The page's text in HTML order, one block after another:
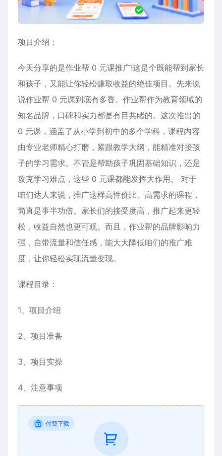
项目介绍：
今天分享的是作业帮 0 元课推广!这是个既能帮到家长
和孩子，又能让你轻松赚取收益的绝佳项目。先来说
说作业帮 0 元课到底有多香。作业帮作为教育领域的
知名品牌，口碑和实力都是有目共睹的。这次推出的
0 元课，涵盖了从小学到初中的多个学科，课程内容
由专业老师精心打磨，紧跟教学大纲，能精准对接孩
子的学习需求。不管是帮助孩子巩固基础知识，还是
攻克学习难点，这些 0 元课都能发挥大作用。 对于
咱们达人来说，推广这样高性价比、高需求的课程，
简直是事半功倍。家长们的接受度高，推广起来更轻
松，收益自然也更可观。而且，作业帮的品牌影响力
强，自带流量和信任感，能大大降低咱们的推广难
度，让你轻松实现流量变现。
课程目录：
1、项目介绍
2、项目准备
3、项目实操
4、注意事项
付费下载